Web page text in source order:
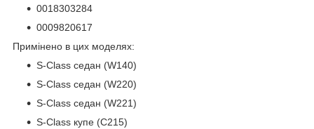
0018303284
0009820617
Примінено в цих моделях:
S-Class седан (W140)
S-Class седан (W220)
S-Class седан (W221)
S-Class купе (C215)